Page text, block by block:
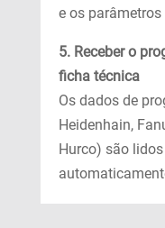
e os
5. Receber o
ficha técnica
Os dados de
Heidenhain,
Hurco) são